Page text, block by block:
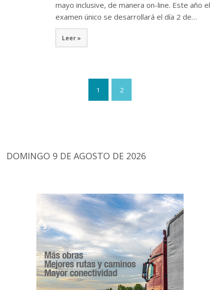
mayo inclusive, de manera on-line. Este año el
examen único se desarrollará el día 2 de…
Leer »
1 2
DOMINGO 9 DE AGOSTO DE 2026